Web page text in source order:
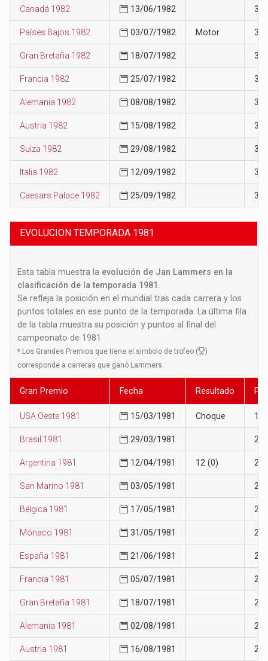
Canadá 1982 13/06/1982 34
Países Bajos 1982 03/07/1982 Motor 34
Gran Bretaña 1982 18/07/1982 34
Francia 1982 25/07/1982 35
Alemania 1982 08/08/1982 35
Austria 1982 15/08/1982 36
Suiza 1982 29/08/1982 36
Italia 1982 12/09/1982 37
Caesars Palace 1982 25/09/1982 38
EVOLUCION TEMPORADA 1981
Esta tabla muestra la evolución de Jan Lammers en la
clasificación de la temporada 1981
Se refleja la posición en el mundial tras cada carrera y los
puntos totales en ese punto de la temporada. La última fila
de la tabla muestra su posición y puntos al final del
campeonato de 1981
* Los Grandes Premios que tiene el simbolo de trofeo (
)
corresponde a carreras que ganó Lammers.
Gran Premio Fecha Resultado
USA Oeste 1981 15/03/1981 Choque 16
Brasil 1981 29/03/1981 22
Argentina 1981 12/04/1981 12 (0) 21
San Marino 1981 03/05/1981 24
Bélgica 1981 17/05/1981 24
Mónaco 1981 31/05/1981 25
España 1981 21/06/1981 25
Francia 1981 05/07/1981 25
Gran Bretaña 1981 18/07/1981 27
Alemania 1981 02/08/1981 27
Austria 1981 16/08/1981 27